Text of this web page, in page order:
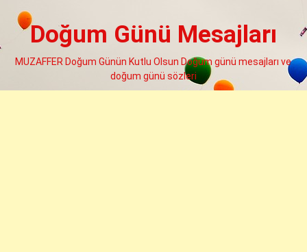
Doğum Günü Mesajları
MUZAFFER Doğum Günün Kutlu Olsun Doğum günü mesajları ve
doğum günü sözleri